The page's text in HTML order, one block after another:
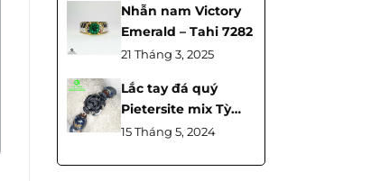
Nhẫn nam Victory
Emerald – Tahi 7282
21 Tháng 3, 2025
Lắc tay đá quý
Pietersite mix Tỳ
hưu có ý nghĩa gì?
15 Tháng 5, 2024